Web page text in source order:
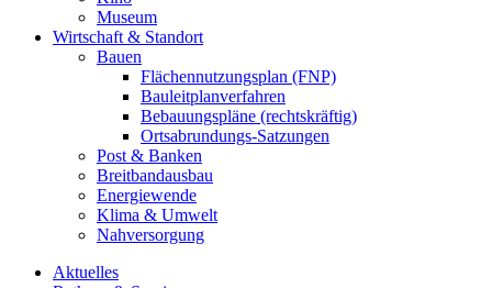
Museum
Wirtschaft & Standort
Bauen
Flächennutzungsplan (FNP)
Bauleitplanverfahren
Bebauungspläne (rechtskräftig)
Ortsabrundungs-Satzungen
Post & Banken
Breitbandausbau
Energiewende
Klima & Umwelt
Nahversorgung
Aktuelles